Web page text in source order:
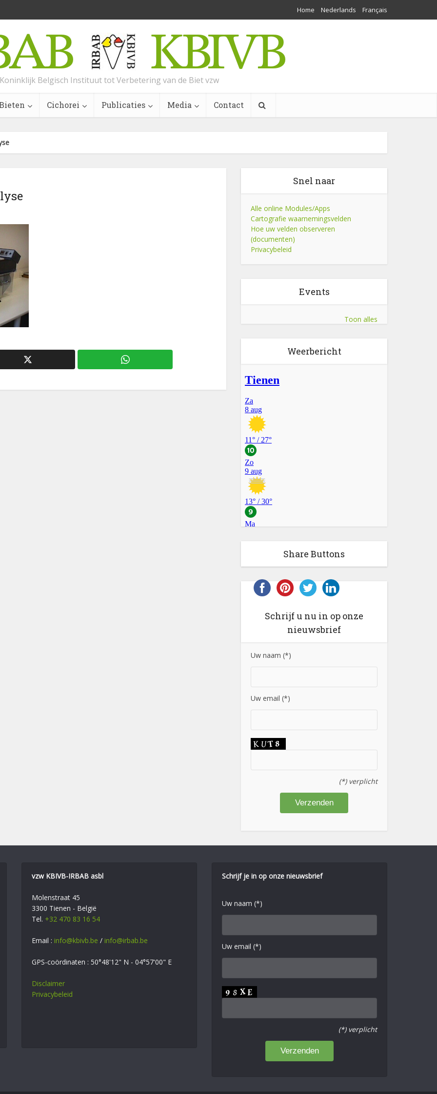
Home Nederlands Français
Koninklijk Belgisch Instituut tot Verbetering van de Biet vzw
Cichorei Publicaties Media Contact
Snel naar
Alle online Modules/Apps
Cartografie waarnemingsvelden
Hoe uw velden observeren
(documenten)
Privacybeleid
Events
Toon alles
Weerbericht
Share Buttons
Schrijf u nu in op onze
nieuwsbrief
Uw naam (*)
Uw email (*)
(*) verplicht
vzw KBIVB-IRBAB asbl
Molenstraat 45
3300 Tienen - België
Tel. +32 470 83 16 54
Email : info@kbivb.be / info@irbab.be
GPS-coördinaten : 50°48'12" N - 04°57'00" E
Disclaimer
Privacybeleid
Schrijf je in op onze nieuwsbrief
Uw naam (*)
Uw email (*)
(*) verplicht